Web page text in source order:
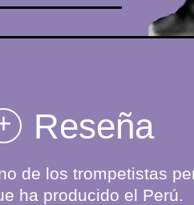
Reseña
de los trompetistas
ha producido el Perú.